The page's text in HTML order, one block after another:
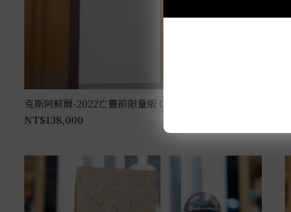
克斯阿蘇爾-2022亡靈節限量版 Colores 1L
NT$138,000